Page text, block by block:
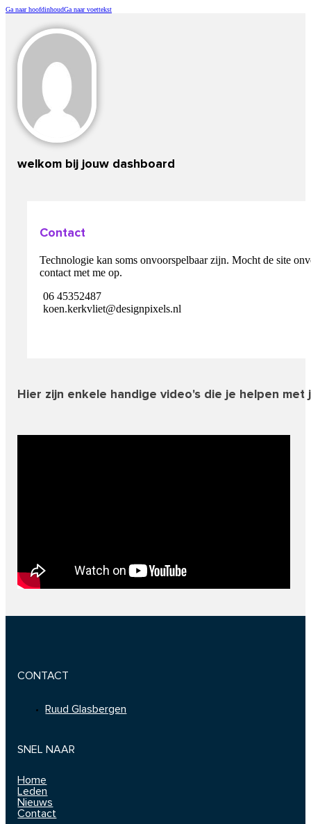
Ga naar hoofdinhoudGa naar voettekst
welkom bij jouw dashboard
Contact
Technologie kan soms onvoorspelbaar zijn. Mocht de site
contact met me op.
06 45352487
koen.kerkvliet@designpixels.nl
Hier zijn enkele handige video's die je helpen met
CONTACT
Ruud Glasbergen
SNEL NAAR
Home
Leden
Nieuws
Contact